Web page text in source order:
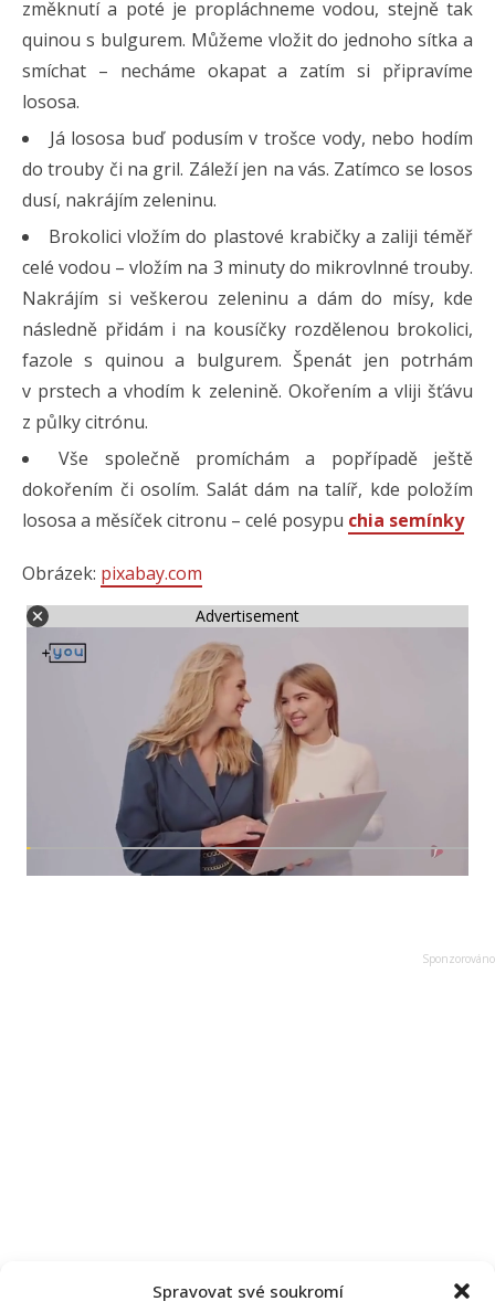
Spravovat své soukromí
změknutí a poté je propláchneme vodou, stejně tak
quinou s bulgurem. Můžeme vložit do jednoho sítka a
smíchat – necháme okapat a zatím si připravíme
lososa.
Já lososa buď podusím v trošce vody, nebo hodím
do trouby či na gril. Záleží jen na vás. Zatímco se losos
dusí, nakrájím zeleninu.
Brokolici vložím do plastové krabičky a zaliji téměř
celé vodou – vložím na 3 minuty do mikrovlnné trouby.
Nakrájím si veškerou zeleninu a dám do mísy, kde
následně přidám i na kousíčky rozdělenou brokolici,
fazole s quinou a bulgurem. Špenát jen potrhám
v prstech a vhodím k zelenině. Okořením a vliji šťávu
z půlky citrónu.
Vše společně promíchám a popřípadě ještě
dokořením či osolím. Salát dám na talíř, kde položím
lososa a měsíček citronu – celé posypu chia semínky
Obrázek: pixabay.com
Advertisement